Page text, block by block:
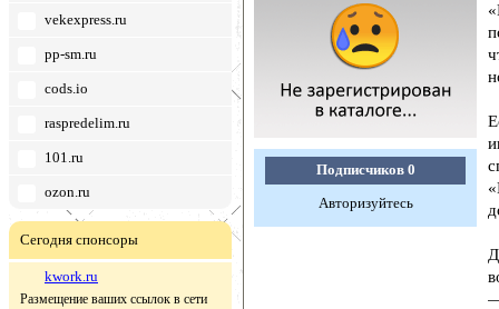
vekexpress.ru
pp-sm.ru
cods.io
raspredelim.ru
101.ru
ozon.ru
Сегодня спонсоры
kwork.ru
Размещение ваших ссылок в сети
Подписчиков 0
Авторизуйтесь